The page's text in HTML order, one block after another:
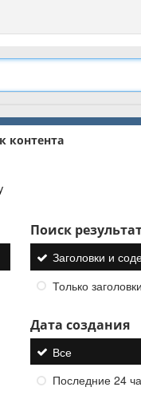
контента
Поиск
Заголовки и
Только
Дата создания
Все
Последние 24